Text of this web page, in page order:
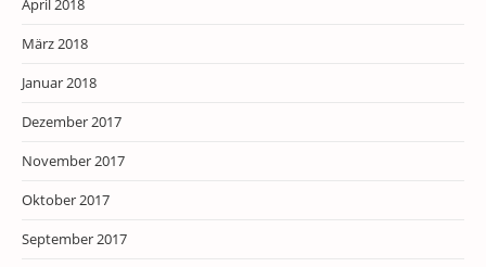
April 2018
März 2018
Januar 2018
Dezember 2017
November 2017
Oktober 2017
September 2017